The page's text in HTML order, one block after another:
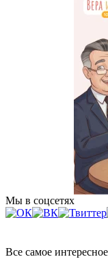
Мы в соцсетях
Все самое